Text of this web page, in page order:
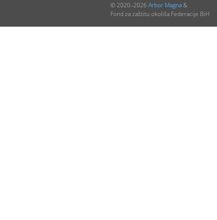
© 2020–2026 Arbor Magna&
Fond za zaštitu okoliša Federacije BiH